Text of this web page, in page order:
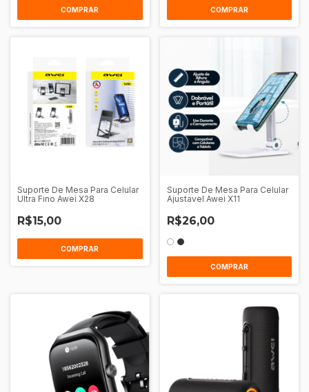
COMPRAR COMPRAR
Suporte De Mesa Para Celular
Ultra Fino Awei X28
R$15,00
COMPRAR
Suporte De Mesa Para Celular
Ajustavel Awei X11
R$26,00
COMPRAR